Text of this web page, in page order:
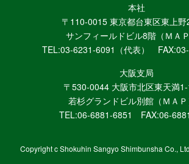
産
業
新
聞
社
ニ
ュ
ー
WEB
本社
〒110-0015 東京都台東区東上野
サンフィールドビル8階 （ＭＡＰ
TEL:03-6231-6091（代表）
大阪支局
〒530-0044 大阪市北区東天満
若杉グランドビル別館 （ＭＡＰ
TEL:06-6881-6851 FAX:06-
Copyright c Shokuhin Sangyo Shimbunsha Co.,